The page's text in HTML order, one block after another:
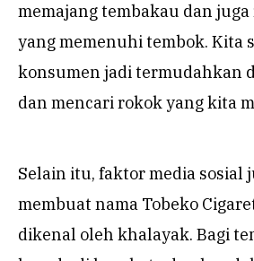
memajang tembakau dan
yang memenuhi tembok. Kita
konsumen jadi termudahkan
dan mencari rokok yang kita
Selain itu, faktor media sosial
membuat nama Tobeko
dikenal oleh khalayak. Bagi